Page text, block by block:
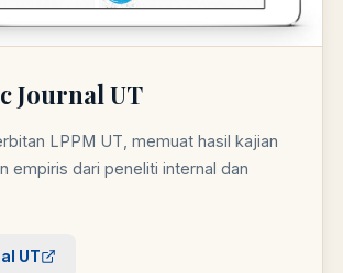
Journal UT
LPPM UT, memuat hasil kajian
empiris dari peneliti internal dan
UT